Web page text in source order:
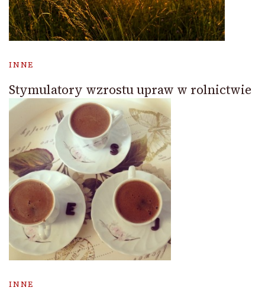
INNE
Stymulatory wzrostu upraw w rolnictwie
INNE